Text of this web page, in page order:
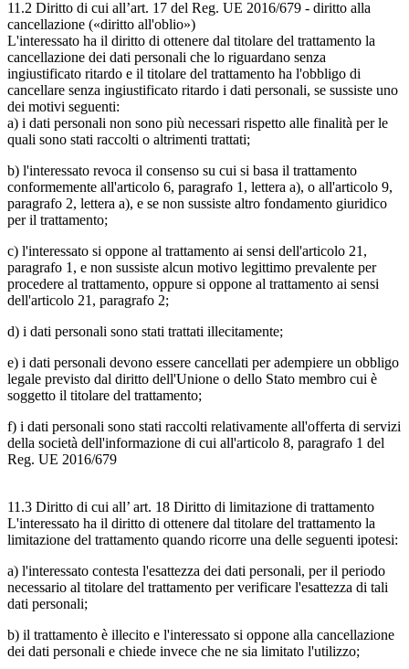
11.2 Diritto di cui all’art. 17 del Reg. UE 2016/679 - diritto alla
cancellazione («diritto all'oblio»)
L'interessato ha il diritto di ottenere dal titolare del trattamento la
cancellazione dei dati personali che lo riguardano senza
ingiustificato ritardo e il titolare del trattamento ha l'obbligo di
cancellare senza ingiustificato ritardo i dati personali, se sussiste uno
dei motivi seguenti:
a) i dati personali non sono più necessari rispetto alle finalità per le
quali sono stati raccolti o altrimenti trattati;
b) l'interessato revoca il consenso su cui si basa il trattamento
conformemente all'articolo 6, paragrafo 1, lettera a), o all'articolo 9,
paragrafo 2, lettera a), e se non sussiste altro fondamento giuridico
per il trattamento;
c) l'interessato si oppone al trattamento ai sensi dell'articolo 21,
paragrafo 1, e non sussiste alcun motivo legittimo prevalente per
procedere al trattamento, oppure si oppone al trattamento ai sensi
dell'articolo 21, paragrafo 2;
d) i dati personali sono stati trattati illecitamente;
e) i dati personali devono essere cancellati per adempiere un obbligo
legale previsto dal diritto dell'Unione o dello Stato membro cui è
soggetto il titolare del trattamento;
f) i dati personali sono stati raccolti relativamente all'offerta di servizi
della società dell'informazione di cui all'articolo 8, paragrafo 1 del
Reg. UE 2016/679
11.3 Diritto di cui all’ art. 18 Diritto di limitazione di trattamento
L'interessato ha il diritto di ottenere dal titolare del trattamento la
limitazione del trattamento quando ricorre una delle seguenti ipotesi:
a) l'interessato contesta l'esattezza dei dati personali, per il periodo
necessario al titolare del trattamento per verificare l'esattezza di tali
dati personali;
b) il trattamento è illecito e l'interessato si oppone alla cancellazione
dei dati personali e chiede invece che ne sia limitato l'utilizzo;